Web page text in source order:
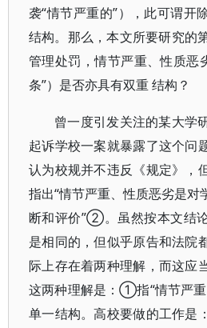
袭“情节严重的”），此可谓开
结构。那么，本文所要研究的
管理处罚，情节严重、性质恶
条”）是否亦具有双重 结构？
曾一度引发关注的某大学
起诉学校一案就暴露了这个问
认为校规并不违反《规定》，
指出“情节严重、性质恶劣是对
断和评价”②。虽然按本文结
是相同的，但似乎原告和法院
际上存在着两种理解，而这应
这两种理解是：①指“情节严
单一结构。高校要做的工作是